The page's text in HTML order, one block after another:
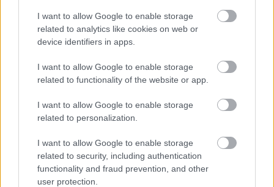
I want to allow Google to enable storage
related to analytics like cookies on web or
device identifiers in apps.
I want to allow Google to enable storage
related to functionality of the website or app.
I want to allow Google to enable storage
related to personalization.
I want to allow Google to enable storage
related to security, including authentication
functionality and fraud prevention, and other
user protection.
Porogi András
Lövések az országgyűlésben
VISSZA AZ OLDAL TETEJÉRE
Oldalaink Cikkek